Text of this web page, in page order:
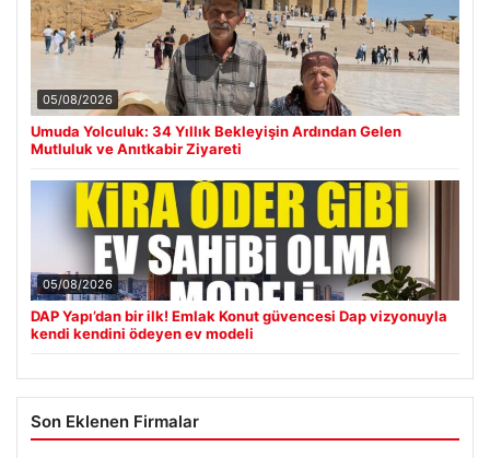
05/08/2026
Umuda Yolculuk: 34 Yıllık Bekleyişin Ardından Gelen
Mutluluk ve Anıtkabir Ziyareti
05/08/2026
DAP Yapı’dan bir ilk! Emlak Konut güvencesi Dap vizyonuyla
kendi kendini ödeyen ev modeli
Son Eklenen Firmalar